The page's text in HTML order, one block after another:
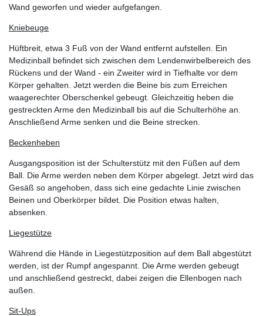
Wand geworfen und wieder aufgefangen.
Kniebeuge
Hüftbreit, etwa 3 Fuß von der Wand entfernt aufstellen. Ein
Medizinball befindet sich zwischen dem Lendenwirbelbereich des
Rückens und der Wand - ein Zweiter wird in Tiefhalte vor dem
Körper gehalten. Jetzt werden die Beine bis zum Erreichen
waagerechter Oberschenkel gebeugt. Gleichzeitig heben die
gestreckten Arme den Medizinball bis auf die Schulterhöhe an.
Anschließend Arme senken und die Beine strecken.
Beckenheben
Ausgangsposition ist der Schulterstütz mit den Füßen auf dem
Ball. Die Arme werden neben dem Körper abgelegt. Jetzt wird das
Gesäß so angehoben, dass sich eine gedachte Linie zwischen
Beinen und Oberkörper bildet. Die Position etwas halten,
absenken.
Liegestütze
Während die Hände in Liegestützposition auf dem Ball abgestützt
werden, ist der Rumpf angespannt. Die Arme werden gebeugt
und anschließend gestreckt, dabei zeigen die Ellenbogen nach
außen.
Sit-Ups